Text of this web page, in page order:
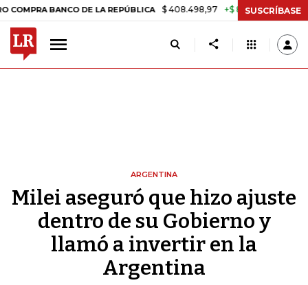
BANCO DE LA REPÚBLICA $ 408.498,97 +$ 8.753,81 +2,19%
SUSCRÍBASE
ARGENTINA
Milei aseguró que hizo ajuste
dentro de su Gobierno y
llamó a invertir en la
Argentina